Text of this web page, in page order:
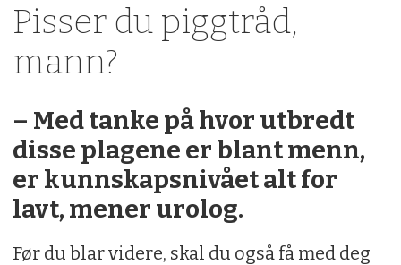
Pisser du piggtråd,
mann?
– Med tanke på hvor utbredt
disse plagene er blant menn,
er kunnskapsnivået alt for
lavt, mener urolog.
Før du blar videre, skal du også få med deg